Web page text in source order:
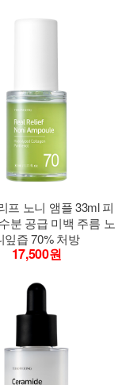
프 노니 앰플 33ml 피
분 공급 미백 주름 노
잎즙 70% 처방
17,500원